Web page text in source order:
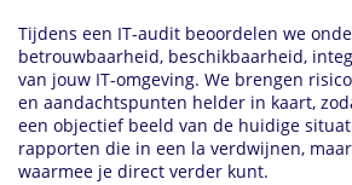
Tijdens een IT-audit beoordelen we
betrouwbaarheid, beschikbaarheid,
van jouw IT-omgeving. We brengen
en aandachtspunten helder in kaart,
een objectief beeld van de huidige
rapporten die in een la verdwijnen,
waarmee je direct verder kunt.